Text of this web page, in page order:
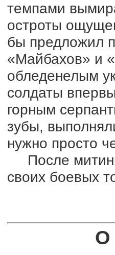
темпами
остроты
бы предложил
«Майбахов» и
обледенелым
солдаты
горным
зубы,
нужно просто
После
своих боевых
О